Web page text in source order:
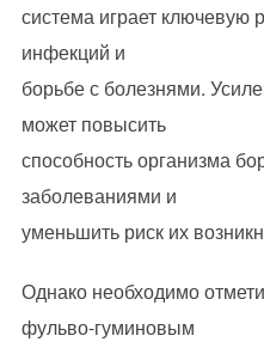
система играет ключевую
инфекций и
борьбе с болезнями.
может повысить
способность организма
заболеваниями и
уменьшить риск их
Однако необходимо
фульво-гуминовым